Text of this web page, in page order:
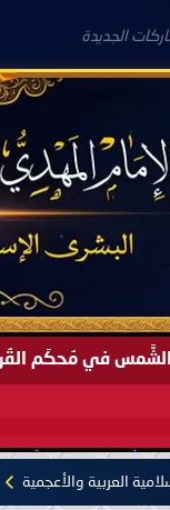
الجديدة
(1445 هـ) ..
العربية والأعجمية